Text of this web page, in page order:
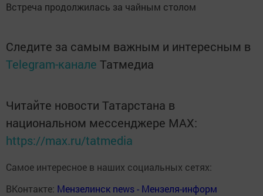
Встреча продолжилась за чайным столом
Следите за самым важным и интересным в
Telegram-канале Татмедиа
Читайте новости Татарстана в
национальном мессенджере MАХ:
https://max.ru/tatmedia
Самое интересное в наших социальных сетях:
ВКонтакте: Мензелинск news - Мензеля-информ